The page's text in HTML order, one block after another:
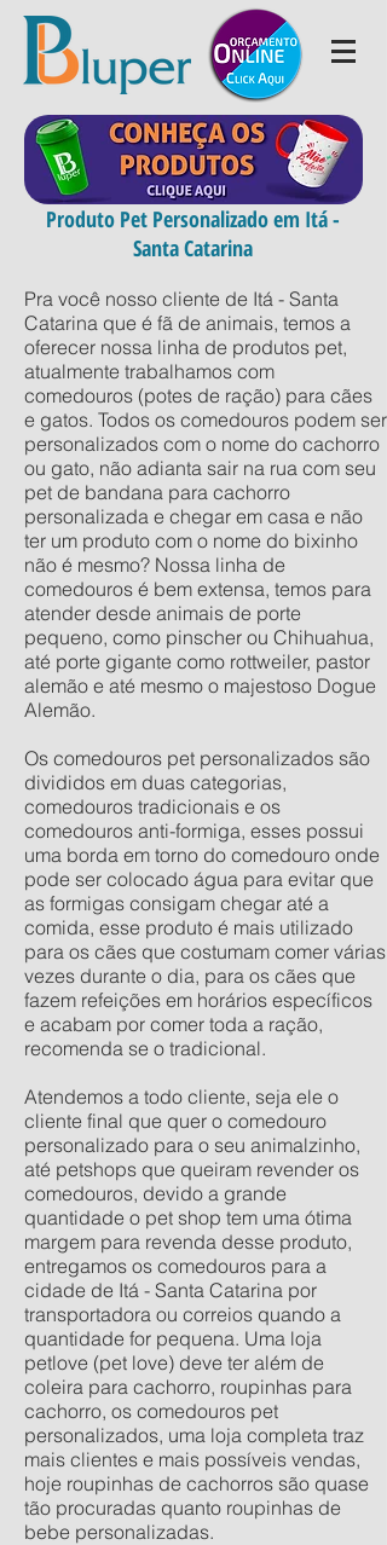
Produto Pet Personalizado em Itá -
Santa Catarina
Pra você nosso cliente de Itá - Santa
Catarina que é fã de animais, temos a
oferecer nossa linha de produtos pet,
atualmente trabalhamos com
comedouros (potes de ração) para cães
e gatos. Todos os comedouros podem ser
personalizados com o nome do cachorro
ou gato, não adianta sair na rua com seu
pet de bandana para cachorro
personalizada e chegar em casa e não
ter um produto com o nome do bixinho
não é mesmo? Nossa linha de
comedouros é bem extensa, temos para
atender desde animais de porte
pequeno, como pinscher ou Chihuahua,
até porte gigante como rottweiler, pastor
alemão e até mesmo o majestoso Dogue
Alemão.
Os comedouros pet personalizados são
divididos em duas categorias,
comedouros tradicionais e os
comedouros anti-formiga, esses possui
uma borda em torno do comedouro onde
pode ser colocado água para evitar que
as formigas consigam chegar até a
comida, esse produto é mais utilizado
para os cães que costumam comer várias
vezes durante o dia, para os cães que
fazem refeições em horários específicos
e acabam por comer toda a ração,
recomenda se o tradicional.
Atendemos a todo cliente, seja ele o
cliente final que quer o comedouro
personalizado para o seu animalzinho,
até petshops que queiram revender os
comedouros, devido a grande
quantidade o pet shop tem uma ótima
margem para revenda desse produto,
entregamos os comedouros para a
cidade de Itá - Santa Catarina por
transportadora ou correios quando a
quantidade for pequena. Uma loja
petlove (pet love) deve ter além de
coleira para cachorro, roupinhas para
cachorro, os comedouros pet
personalizados, uma loja completa traz
mais clientes e mais possíveis vendas,
hoje roupinhas de cachorros são quase
tão procuradas quanto roupinhas de
bebe personalizadas.